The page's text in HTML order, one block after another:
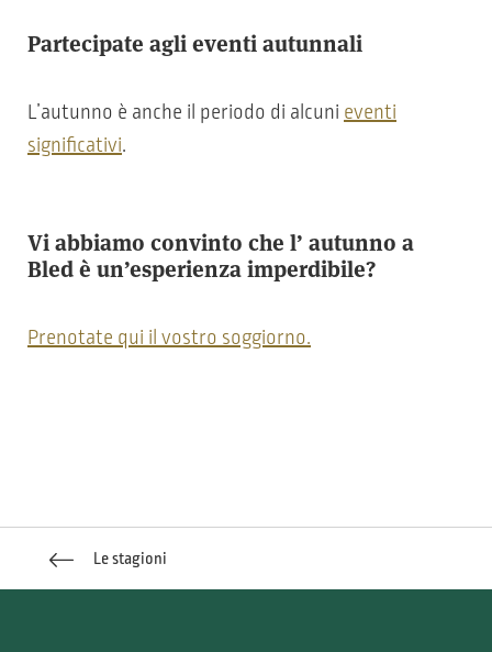
Partecipate agli eventi autunnali
L’autunno è anche il periodo di alcuni eventi
significativi.
Vi abbiamo convinto che l’ autunno a
Bled è un’esperienza imperdibile?
Prenotate qui il vostro soggiorno.
Le stagioni